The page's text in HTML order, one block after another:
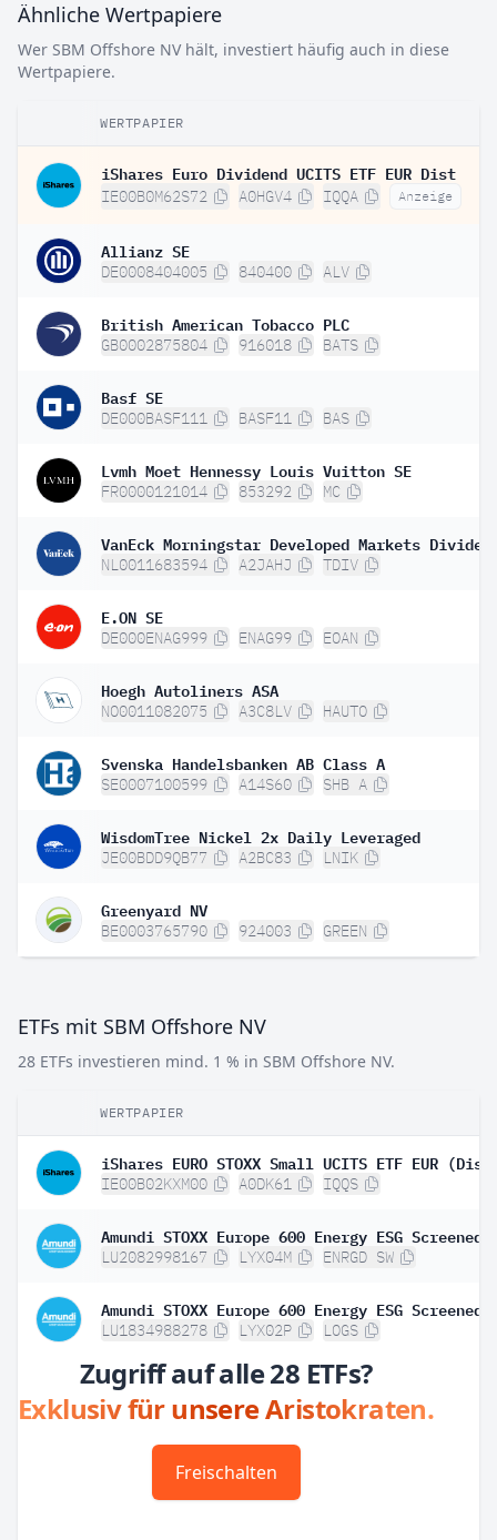
Ähnliche Wertpapiere
Wer SBM Offshore NV hält, investiert häufig auch in diese
Wertpapiere.
WERTPAPIER
iShares Euro Dividend UCITS ETF EUR Dist
IE00B0M62S72 A0HGV4 IQQA Anzeige
Allianz SE
DE0008404005 840400 ALV
British American Tobacco PLC
GB0002875804 916018 BATS
Basf SE
DE000BASF111 BASF11 BAS
Lvmh Moet Hennessy Louis Vuitton SE
FR0000121014 853292 MC
NL0011683594 A2JAHJ TDIV
E.ON SE
DE000ENAG999 ENAG99 EOAN
Hoegh Autoliners ASA
NO0011082075 A3C8LV HAUTO
Svenska Handelsbanken AB Class A
SE0007100599 A14S60 SHB A
WisdomTree Nickel 2x Daily Leveraged
JE00BDD9QB77 A2BC83 LNIK
Greenyard NV
BE0003765790 924003 GREEN
ETFs mit SBM Offshore NV
28 ETFs investieren mind. 1 % in SBM Offshore NV.
WERTPAPIER
iShares EURO STOXX Small UCITS ETF EUR
IE00B02KXM00 A0DK61 IQQS
LU2082998167 LYX04M ENRGD SW
LU1834988278 LYX02P LOGS
Zugriff auf alle 28 ETFs?
Exklusiv für unsere Aristokraten.
Freischalten